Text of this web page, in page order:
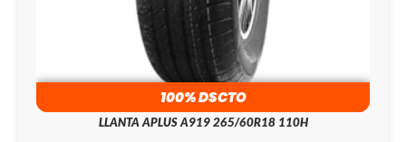
100% DSCTO
LLANTA APLUS A919 265/60R18 110H
S/61,249.0
S/164.9